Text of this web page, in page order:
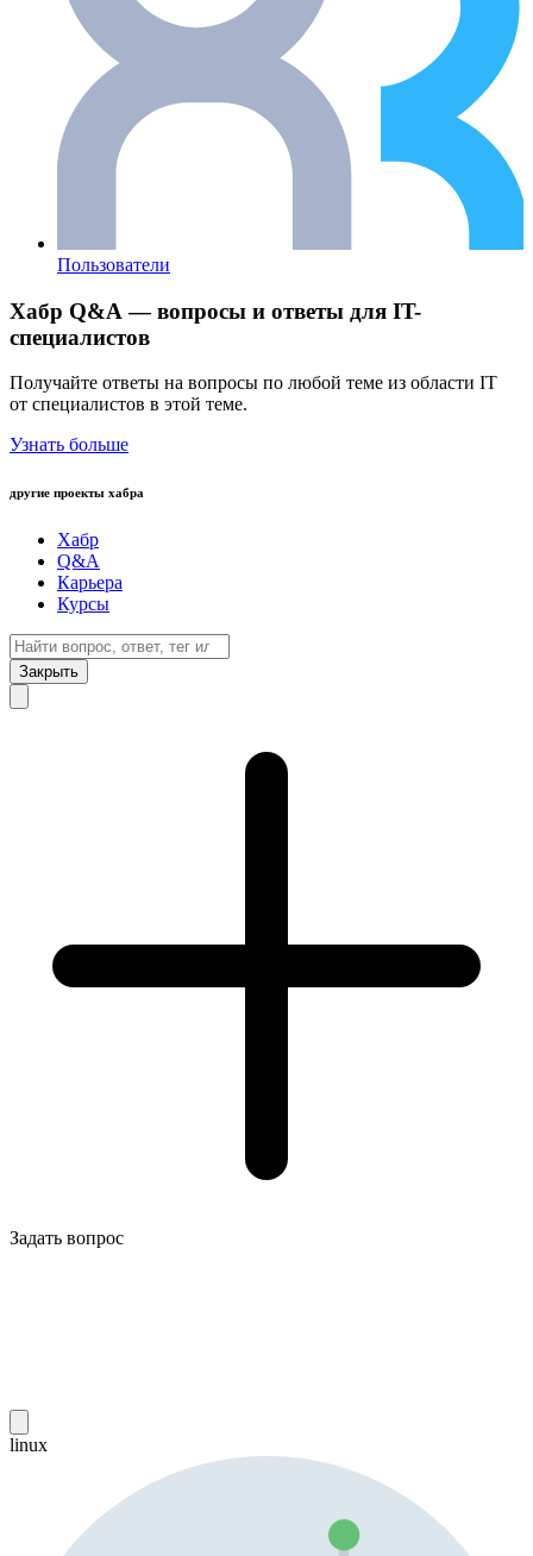
Пользователи
Хабр Q&A — вопросы и ответы для IT-
специалистов
Получайте ответы на вопросы по любой теме из области IT
от специалистов в этой теме.
Узнать больше
другие проекты хабра
Хабр
Q&A
Карьера
Курсы
Закрыть
Задать вопрос
linux